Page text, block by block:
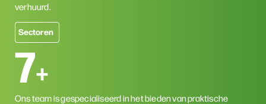
verhuurd.
Sectoren
7+
Ons team is gespecialiseerd in het bieden van praktische